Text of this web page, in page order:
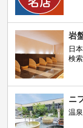
岩
日
検索
ニ
温